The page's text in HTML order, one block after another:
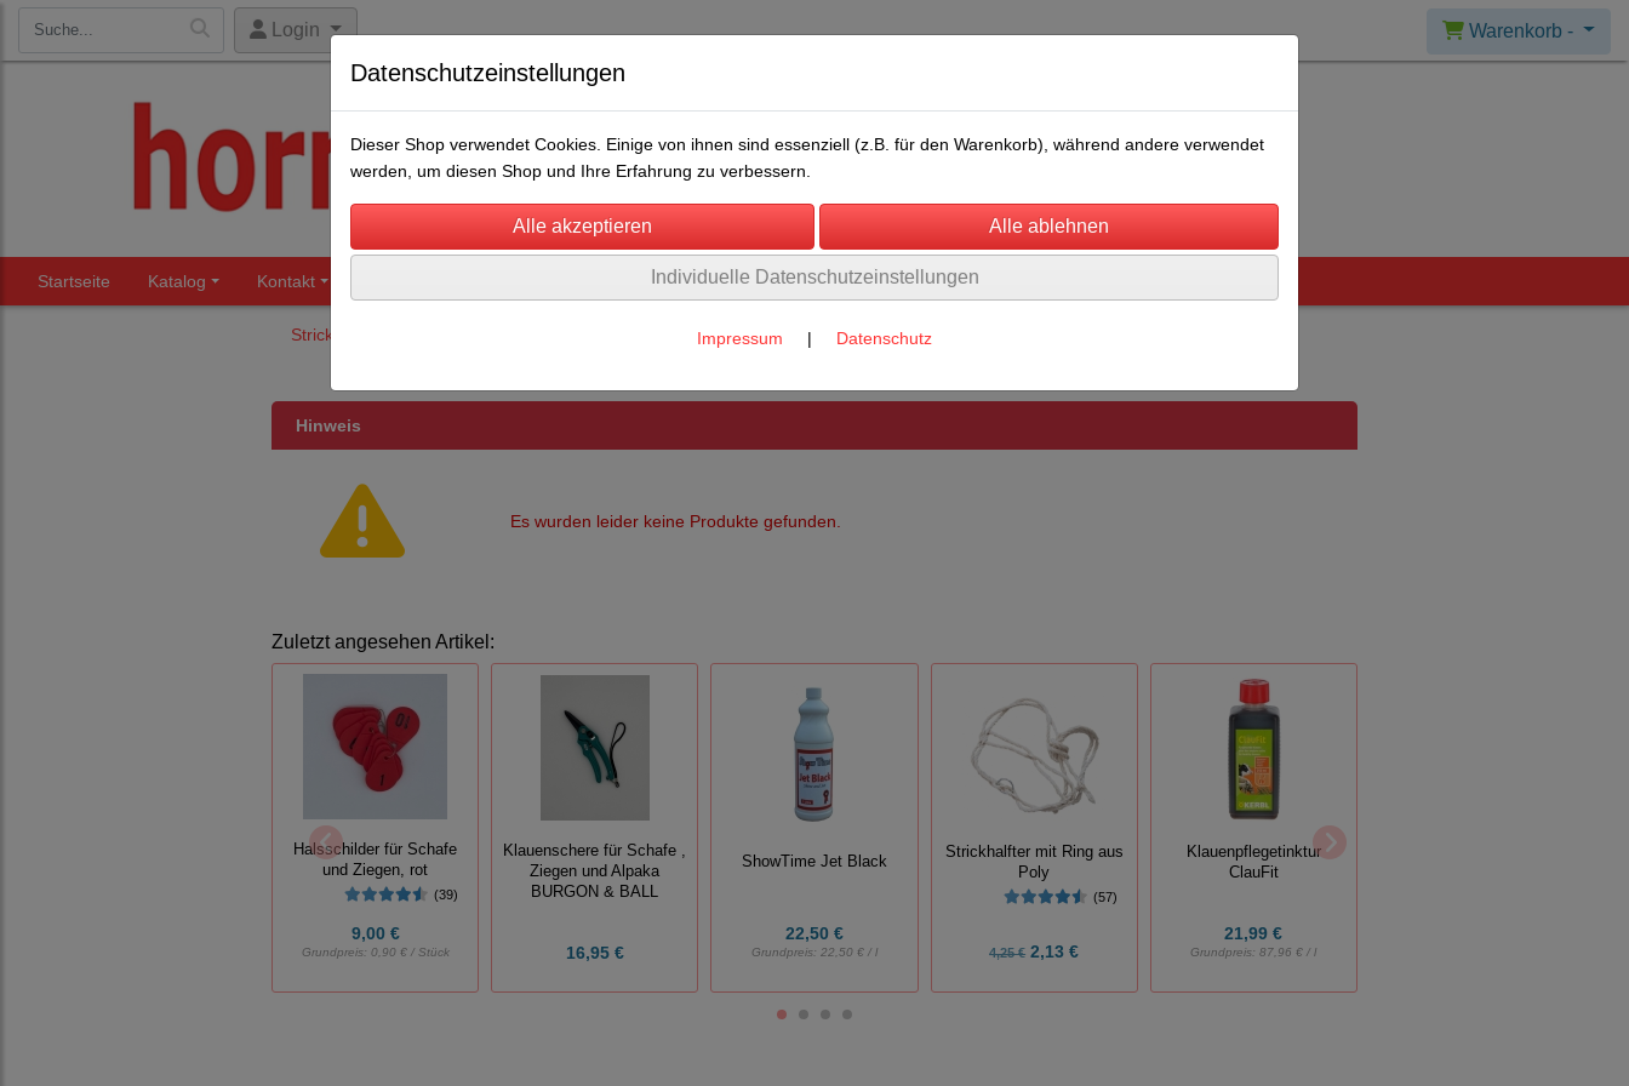
Login Warenkorb -
Startseite Katalog Kontakt Über uns Umwelt Rechtliches
Stricke
Hinweis
Es wurden leider keine Produkte gefunden.
Zuletzt angesehen Artikel:
Halsschilder für Schafe
und Ziegen, rot
(39)
9,00 €
Grundpreis: 0,90 € / Stück
Klauenschere für Schafe ,
Ziegen und Alpaka
BURGON & BALL
16,95 €
ShowTime Jet Black
22,50 €
Grundpreis: 22,50 € / l
Strickhalfter mit Ring aus
Poly
(57)
4,25 € 2,13 €
Klauenpflegetinktur
ClauFit
21,99 €
Grundpreis:87,96 € / l
Datenschutzeinstellungen
Dieser Shop verwendet Cookies. Einige von ihnen sind essenziell (z.B. für den Warenkorb), während andere verwendet
werden, um diesen Shop und Ihre Erfahrung zu verbessern.
Individuelle Datenschutzeinstellungen
Impressum | Datenschutz